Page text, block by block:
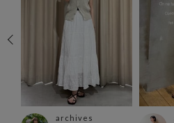
archives